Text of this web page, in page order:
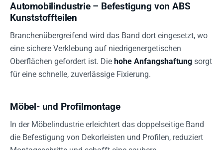
Automobilindustrie – Befestigung von ABS
Kunststoffteilen
Branchenübergreifend wird das Band dort eingesetzt, wo
eine sichere Verklebung auf niedrigenergetischen
Oberflächen gefordert ist. Die hohe Anfangshaftung sorgt
für eine schnelle, zuverlässige Fixierung.
Möbel- und Profilmontage
In der Möbelindustrie erleichtert das doppelseitige Band
die Befestigung von Dekorleisten und Profilen, reduziert